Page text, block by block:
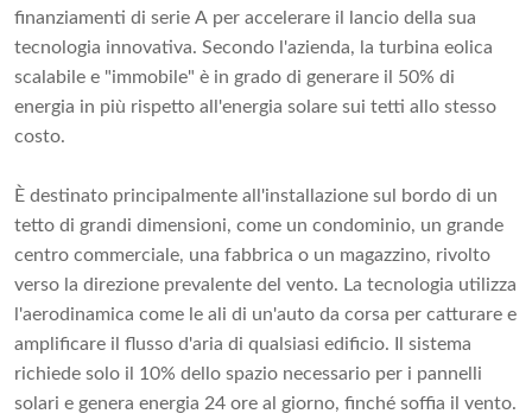
finanziamenti di serie A per accelerare il lancio della sua
tecnologia innovativa. Secondo l'azienda, la turbina eolica
scalabile e "immobile" è in grado di generare il 50% di
energia in più rispetto all'energia solare sui tetti allo stesso
costo.
È destinato principalmente all'installazione sul bordo di un
tetto di grandi dimensioni, come un condominio, un grande
centro commerciale, una fabbrica o un magazzino, rivolto
verso la direzione prevalente del vento. La tecnologia utilizza
l'aerodinamica come le ali di un'auto da corsa per catturare e
amplificare il flusso d'aria di qualsiasi edificio. Il sistema
richiede solo il 10% dello spazio necessario per i pannelli
solari e genera energia 24 ore al giorno, finché soffia il vento.